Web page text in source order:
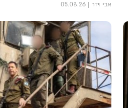
אבי וידר 05.08.26